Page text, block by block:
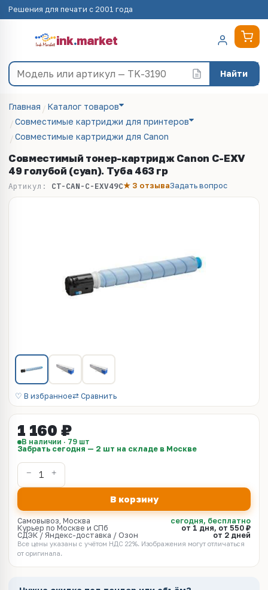
Решения для печати с 2001 года
ink.market
Найти
Главная
Каталог товаров
Совместимые картриджи для принтеров
Совместимые картриджи для Canon
Совместимый тонер-картридж Canon C-EXV
49 голубой (cyan). Туба 463 гр
Артикул: CT-CAN-C-EXV49C★ 3 отзываЗадать вопрос
♡ В избранное⇄ Сравнить
1 160 ₽
В наличии · 79 шт
Забрать сегодня — 2 шт на складе в Москве
В корзину
Самовывоз, Москва
сегодня, бесплатно
Курьер по Москве и СПб
от 1 дня, от 550 ₽
СДЭК / Яндекс-доставка / Озон
от 2 дней
Все цены указаны с учётом НДС 22%. Изображения могут отличаться
от оригинала.